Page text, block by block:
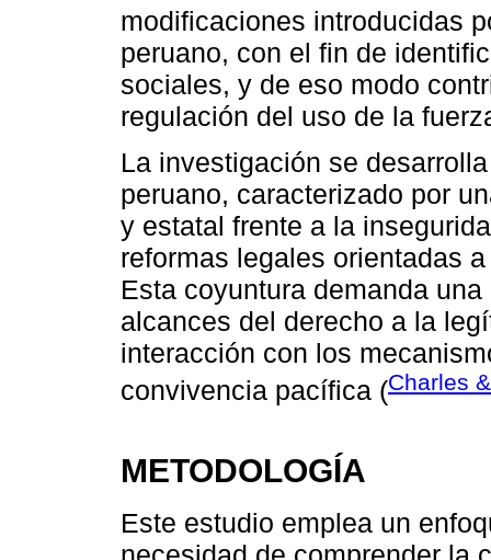
modificaciones introducidas
peruano, con el fin de
sociales, y de eso modo
regulación del uso de la
La investigación se
peruano, caracterizado por
y estatal frente a la
reformas legales orientadas
Esta coyuntura demanda
alcances del derecho a la
interacción con los
convivencia pacífica (Charles
METODOLOGÍA
Este estudio emplea un